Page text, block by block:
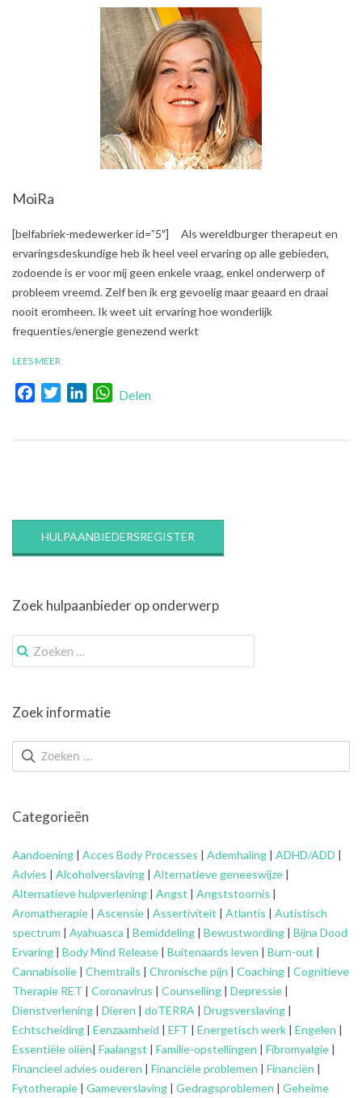
MoiRa
2017-
[belfabriek-medewerker id=”5″] Als wereldburger therapeut en
ervaringsdeskundige heb ik heel veel ervaring op alle gebieden,
zodoende is er voor mij geen enkele vraag, enkel onderwerp of
probleem vreemd. Zelf ben ik erg gevoelig maar geaard en draai
nooit eromheen. Ik weet uit ervaring hoe wonderlijk
frequenties/energie genezend werkt
LEES MEER
FacebookTwitterLinkedInWhatsApp
Delen
HULPAANBIEDERSREGISTER
Zoek hulpaanbieder op onderwerp
Zoek
Zoek informatie
Categorieën
Aandoening | Acces Body Processes | Ademhaling | ADHD/ADD |
Advies | Alcoholverslaving | Alternatieve geneeswijze |
Alternatieve hulpverlening | Angst | Angststoornis |
Aromatherapie | Ascensie | Assertiviteit | Atlantis | Autistisch
spectrum | Ayahuasca | Bemiddeling | Bewustwording | Bijna Dood
Ervaring | Body Mind Release | Buitenaards leven | Burn-out |
Cannabisolie | Chemtrails | Chronische pijn | Coaching | Cognitieve
Therapie RET | Coronavirus | Counselling | Depressie |
Dienstverlening | Dieren | doTERRA | Drugsverslaving |
Echtscheiding | Eenzaamheid | EFT | Energetisch werk | Engelen |
Essentiële oliën| Faalangst | Familie-opstellingen | Fibromyalgie |
Financieel advies ouderen | Financiële problemen | Financiën |
Fytotherapie | Gameverslaving | Gedragsproblemen | Geheime